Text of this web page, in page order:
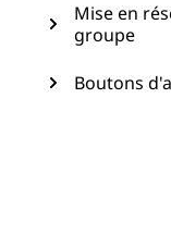
Mise en
groupe
Boutons